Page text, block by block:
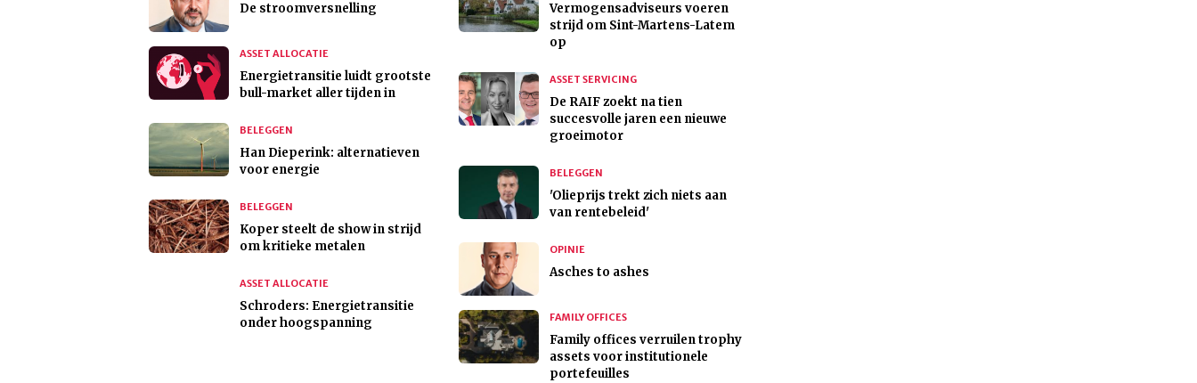
De stroomversnelling
ASSET ALLOCATIE
Energietransitie luidt grootste
bull-market aller tijden in
BELEGGEN
Han Dieperink: alternatieven
voor energie
BELEGGEN
Koper steelt de show in strijd
om kritieke metalen
ASSET ALLOCATIE
Schroders: Energietransitie
onder hoogspanning
Vermogensadviseurs voeren
strijd om Sint-Martens-Latem
op
ASSET SERVICING
De RAIF zoekt na tien
succesvolle jaren een nieuwe
groeimotor
BELEGGEN
'Olieprijs trekt zich niets aan
van rentebeleid'
OPINIE
Asches to ashes
FAMILY OFFICES
Family offices verruilen trophy
assets voor institutionele
portefeuilles